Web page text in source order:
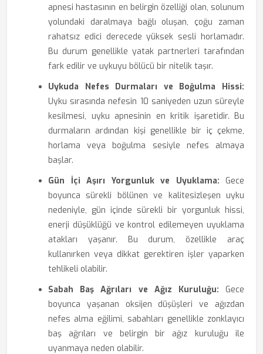
apnesi hastasının en belirgin özelliği olan, solunum
yolundaki daralmaya bağlı oluşan, çoğu zaman
rahatsız edici derecede yüksek sesli horlamadır.
Bu durum genellikle yatak partnerleri tarafından
fark edilir ve uykuyu bölücü bir nitelik taşır.
Uykuda Nefes Durmaları ve Boğulma Hissi:
Uyku sırasında nefesin 10 saniyeden uzun süreyle
kesilmesi, uyku apnesinin en kritik işaretidir. Bu
durmaların ardından kişi genellikle bir iç çekme,
horlama veya boğulma sesiyle nefes almaya
başlar.
Gün İçi Aşırı Yorgunluk ve Uyuklama: Gece
boyunca sürekli bölünen ve kalitesizleşen uyku
nedeniyle, gün içinde sürekli bir yorgunluk hissi,
enerji düşüklüğü ve kontrol edilemeyen uyuklama
atakları yaşanır. Bu durum, özellikle araç
kullanırken veya dikkat gerektiren işler yaparken
tehlikeli olabilir.
Sabah Baş Ağrıları ve Ağız Kuruluğu: Gece
boyunca yaşanan oksijen düşüşleri ve ağızdan
nefes alma eğilimi, sabahları genellikle zonklayıcı
baş ağrıları ve belirgin bir ağız kuruluğu ile
uyanmaya neden olabilir.